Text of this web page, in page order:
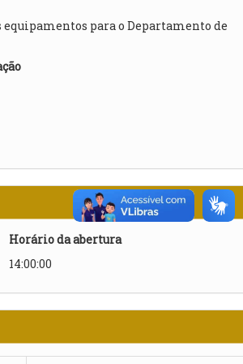
para o Departamento de
Horário da abertura
14:00:00